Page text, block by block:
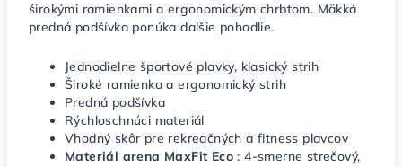
širokými ramienkami a ergonomickým chrbtom. Mäkká
predná podšívka ponúka ďalšie pohodlie.
Jednodielne športové plavky, klasický strih
Široké ramienka a ergonomický strih
Predná podšívka
Rýchloschnúci materiál
Vhodný skôr pre rekreačných a fitness plavcov
Materiál arena MaxFit Eco : 4-smerne strečový,